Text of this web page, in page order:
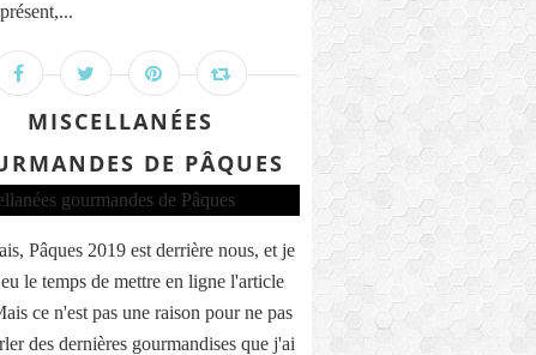
MISCELLANÉES
DE PÂQUES
Pâques 2019 est derrière nous, et je
le temps de mettre en ligne l'article
ce n'est pas une raison pour ne pas
des dernières gourmandises que j'ai